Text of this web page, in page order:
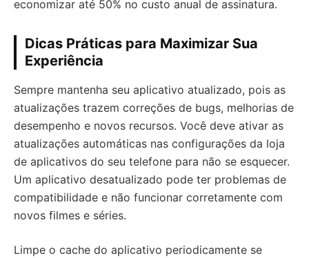
economizar até 50% no custo anual de assinatura.
Dicas Práticas para Maximizar Sua
Experiência
Sempre mantenha seu aplicativo atualizado, pois as
atualizações trazem correções de bugs, melhorias de
desempenho e novos recursos. Você deve ativar as
atualizações automáticas nas configurações da loja
de aplicativos do seu telefone para não se esquecer.
Um aplicativo desatualizado pode ter problemas de
compatibilidade e não funcionar corretamente com
novos filmes e séries.
Limpe o cache do aplicativo periodicamente se